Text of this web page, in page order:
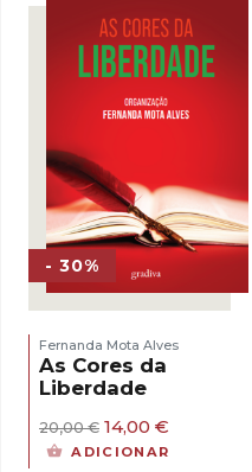
- 30%
Fernanda Mota Alves
As Cores da
Liberdade
20,00€ O
preço
14,00 €
ADICIONAR